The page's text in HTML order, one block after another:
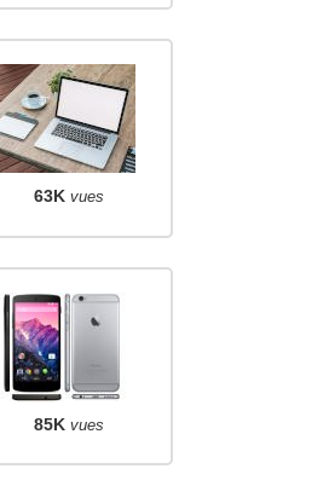
63K vues
85K vues